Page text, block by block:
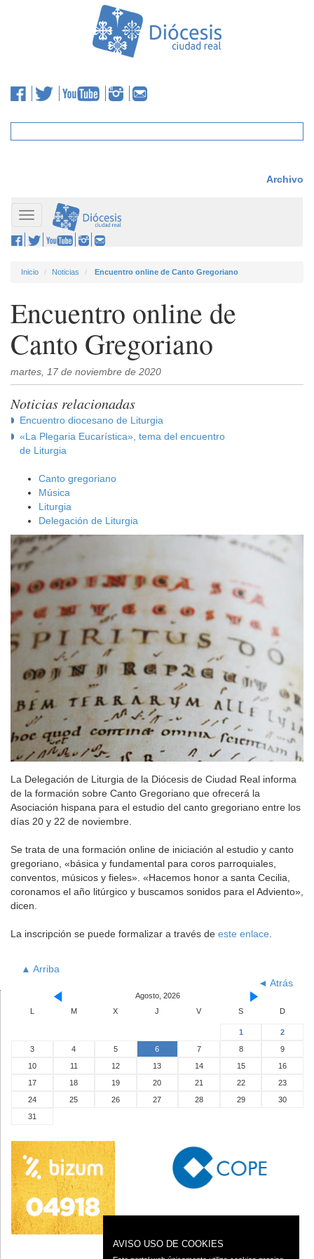
Archivo
Toggle
navigation
Inicio Noticias Encuentro online de Canto Gregoriano
Encuentro online de
Canto Gregoriano
martes, 17 de noviembre de 2020
Noticias relacionadas
Encuentro diocesano de Liturgia
«La Plegaria Eucarística», tema del encuentro
de Liturgia
Canto gregoriano
Música
Liturgia
Delegación de Liturgia
La Delegación de Liturgia de la Diócesis de Ciudad Real informa
de la formación sobre Canto Gregoriano que ofrecerá la
Asociación hispana para el estudio del canto gregoriano entre los
días 20 y 22 de noviembre.
Se trata de una formación online de iniciación al estudio y canto
gregoriano, «básica y fundamental para coros parroquiales,
conventos, músicos y fieles». «Hacemos honor a santa Cecilia,
coronamos el año litúrgico y buscamos sonidos para el Adviento»,
dicen.
La inscripción se puede formalizar a través de este enlace
▲ Arriba
◄ Atrás
Agosto, 2026
L
M X J V S D
1
2
3
4 5 6 7 8
9
10
11 12 13 14 15
16
17
18 19 20 21 22
23
24
25 26 27 28 29
30
31
AVISO USO DE COOKIES